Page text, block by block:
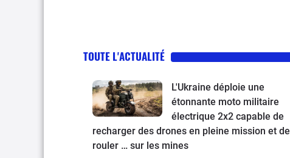
TOUTE L'ACTUALITÉ
L'Ukraine déploie une
étonnante moto militaire
électrique 2x2 capable de
recharger des drones en pleine mission et de
rouler … sur les mines